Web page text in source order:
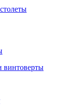
винтоверты